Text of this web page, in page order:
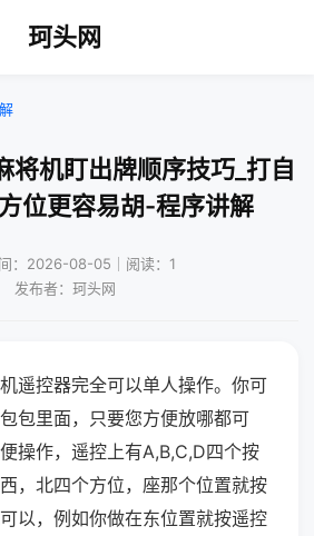
珂头网
将机盯出牌顺序技巧_打自
位更容易胡-程序讲解
：2026-08-05｜阅读：1
发布者：珂头网
遥控器完全可以单人操作。你可
包里面，只要您方便放哪都可
操作，遥控上有A,B,C,D四个按
，北四个方位，座那个位置就按
以，例如你做在东位置就按遥控